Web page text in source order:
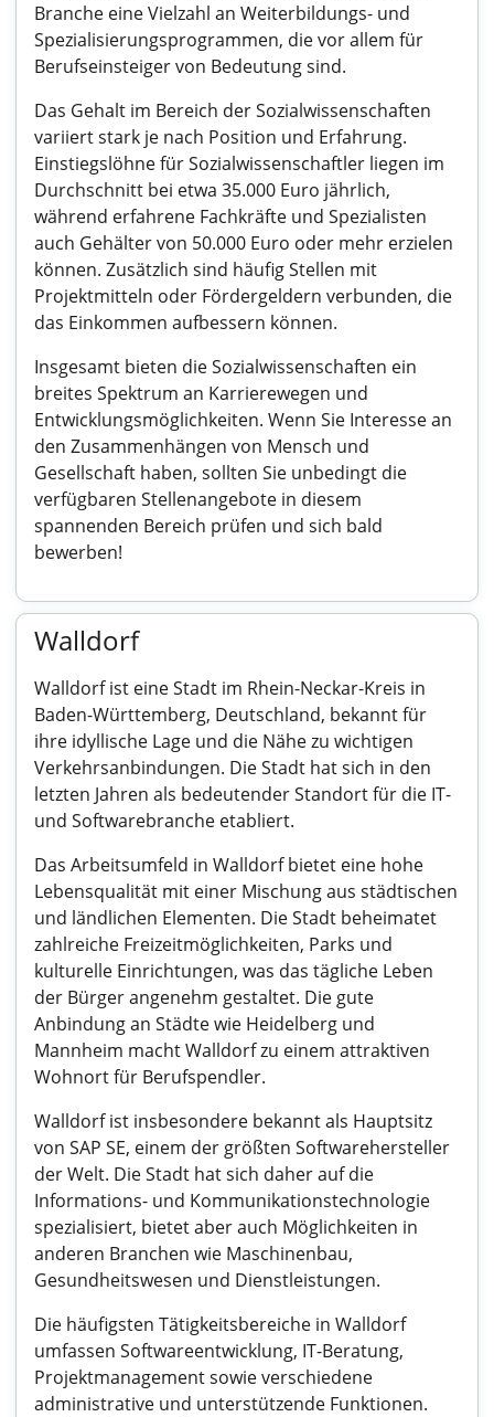
Branche eine Vielzahl an Weiterbildungs- und
Spezialisierungsprogrammen, die vor allem für
Berufseinsteiger von Bedeutung sind.
Das Gehalt im Bereich der Sozialwissenschaften
variiert stark je nach Position und Erfahrung.
Einstiegslöhne für Sozialwissenschaftler liegen im
Durchschnitt bei etwa 35.000 Euro jährlich,
während erfahrene Fachkräfte und Spezialisten
auch Gehälter von 50.000 Euro oder mehr erzielen
können. Zusätzlich sind häufig Stellen mit
Projektmitteln oder Fördergeldern verbunden, die
das Einkommen aufbessern können.
Insgesamt bieten die Sozialwissenschaften ein
breites Spektrum an Karrierewegen und
Entwicklungsmöglichkeiten. Wenn Sie Interesse an
den Zusammenhängen von Mensch und
Gesellschaft haben, sollten Sie unbedingt die
verfügbaren Stellenangebote in diesem
spannenden Bereich prüfen und sich bald
bewerben!
Walldorf
Walldorf ist eine Stadt im Rhein-Neckar-Kreis in
Baden-Württemberg, Deutschland, bekannt für
ihre idyllische Lage und die Nähe zu wichtigen
Verkehrsanbindungen. Die Stadt hat sich in den
letzten Jahren als bedeutender Standort für die IT-
und Softwarebranche etabliert.
Das Arbeitsumfeld in Walldorf bietet eine hohe
Lebensqualität mit einer Mischung aus städtischen
und ländlichen Elementen. Die Stadt beheimatet
zahlreiche Freizeitmöglichkeiten, Parks und
kulturelle Einrichtungen, was das tägliche Leben
der Bürger angenehm gestaltet. Die gute
Anbindung an Städte wie Heidelberg und
Mannheim macht Walldorf zu einem attraktiven
Wohnort für Berufspendler.
Walldorf ist insbesondere bekannt als Hauptsitz
von SAP SE, einem der größten Softwarehersteller
der Welt. Die Stadt hat sich daher auf die
Informations- und Kommunikationstechnologie
spezialisiert, bietet aber auch Möglichkeiten in
anderen Branchen wie Maschinenbau,
Gesundheitswesen und Dienstleistungen.
Die häufigsten Tätigkeitsbereiche in Walldorf
umfassen Softwareentwicklung, IT-Beratung,
Projektmanagement sowie verschiedene
administrative und unterstützende Funktionen.